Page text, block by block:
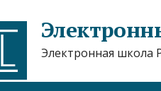
Электронная школа